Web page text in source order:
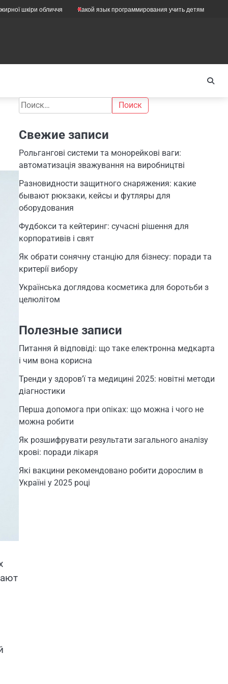
Какой язык программирования учить детям Как правильно
Найти:
Свежие записи
Рольгангові системи та монорейкові ваги:
автоматизація зважування на виробництві
Разновидности защитного снаряжения: какие
бывают рюкзаки, кейсы и футляры для
оборудования
Фудбокси та кейтеринг: сучасні рішення для
корпоративів і свят
Як обрати сонячну станцію для бізнесу: поради та
критерії вибору
Українська доглядова косметика для боротьби з
целюлітом
Полезные записи
Питання й відповіді: що таке електронна медкарта
і чим вона корисна
Тренди у здоров’ї та медицині 2025: новітні методи
діагностики
Перша допомога при опіках: що можна і чого не
можна робити
Як розшифрувати результати загального аналізу
крові: поради лікаря
Які вакцини рекомендовано робити дорослим в
Україні у 2025 році